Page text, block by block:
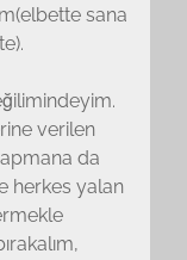
sana
verilen
da
herkes yalan